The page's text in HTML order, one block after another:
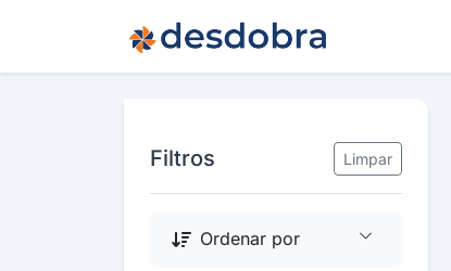
Filtros Limpar
Ordenar por